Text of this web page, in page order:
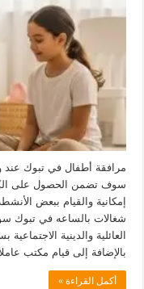
مرافقة أطفال في تبوك
سوف تضمن الحصول على
إمكانية والقيام ببعض
شغالات بالساعه في تبوك
العائلية والدينية
بالإضافة إلى قيام مكتب
أكمل القراءة »